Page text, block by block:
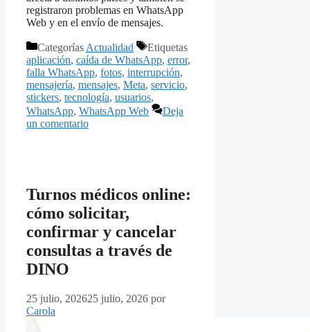
registraron problemas en WhatsApp
Web y en el envío de mensajes.
Categorías Actualidad
Etiquetas
aplicación, caída de WhatsApp, error,
falla WhatsApp, fotos, interrupción,
mensajería, mensajes, Meta, servicio,
stickers, tecnología, usuarios,
WhatsApp, WhatsApp Web
Deja
un comentario
Turnos médicos online:
cómo solicitar,
confirmar y cancelar
consultas a través de
DINO
25 julio, 202625 julio, 2026 por
Carola